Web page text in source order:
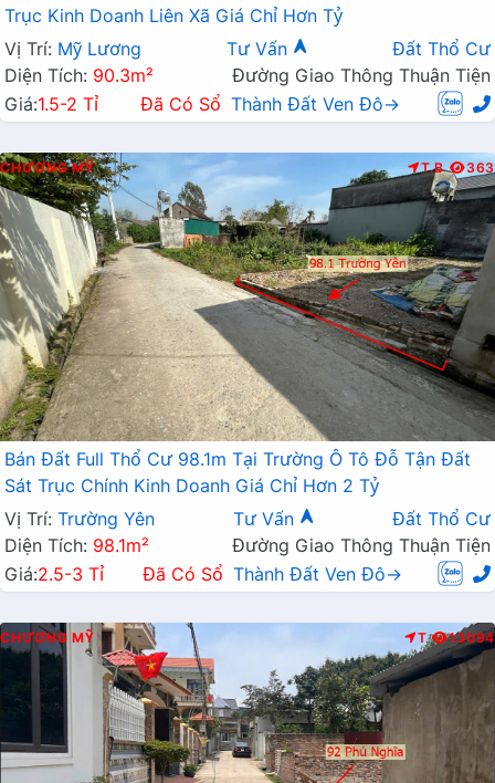
Trục Kinh Doanh Liên Xã Giá Chỉ Hơn Tỷ
Vị Trí: Mỹ Lương Tư Vấn
Đất Thổ Cư
Diện Tích: 90.3m²
Đường Giao Thông Thuận Tiện
Giá:1.5-2 Tỉ Đã Có Sổ Thành Đất Ven Đô→
CHƯƠNG MỸ T.B 363
Bán Đất Full Thổ Cư 98.1m Tại Trường Ô Tô Đỗ Tận Đất
Sát Trục Chính Kinh Doanh Giá Chỉ Hơn 2 Tỷ
Vị Trí: Trường Yên Tư Vấn
Đất Thổ Cư
Diện Tích: 98.1m²
Đường Giao Thông Thuận Tiện
Giá:2.5-3 Tỉ Đã Có Sổ Thành Đất Ven Đô→
CHƯƠNG MỸ T 13094